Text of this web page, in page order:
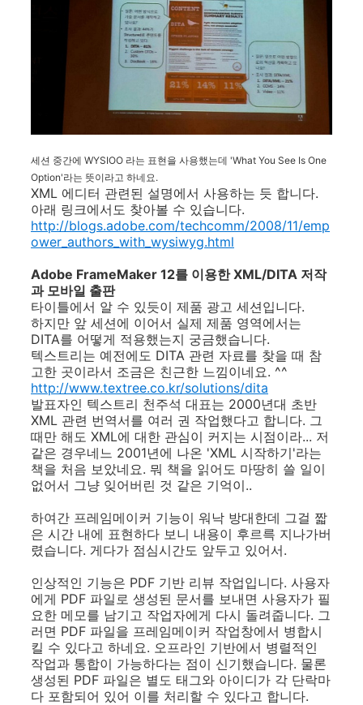
세션 중간에 WYSIOO 라는 표현을 사용했는데 'What You See Is One
Option'라는 뜻이라고 하네요.
XML 에디터 관련된 설명에서 사용하는 듯 합니다.
아래 링크에서도 찾아볼 수 있습니다.
http://blogs.adobe.com/techcomm/2008/11/emp
ower_authors_with_wysiwyg.html
Adobe FrameMaker 12를 이용한 XML/DITA 저작
과 모바일 출판
타이틀에서 알 수 있듯이 제품 광고 세션입니다.
하지만 앞 세션에 이어서 실제 제품 영역에서는
DITA를 어떻게 적용했는지 궁금했습니다.
텍스트리는 예전에도 DITA 관련 자료를 찾을 때 참
고한 곳이라서 조금은 친근한 느낌이네요. ^^
http://www.textree.co.kr/solutions/dita
발표자인 텍스트리 천주석 대표는 2000년대 초반
XML 관련 번역서를 여러 권 작업했다고 합니다. 그
때만 해도 XML에 대한 관심이 커지는 시점이라... 저
같은 경우네느 2001년에 나온 'XML 시작하기'라는
책을 처음 보았네요. 뭐 책을 읽어도 마땅히 쓸 일이
없어서 그냥 잊어버린 것 같은 기억이..
하여간 프레임메이커 기능이 워낙 방대한데 그걸 짧
은 시간 내에 표현하다 보니 내용이 후르륵 지나가버
렸습니다. 게다가 점심시간도 앞두고 있어서.
인상적인 기능은 PDF 기반 리뷰 작업입니다. 사용자
에게 PDF 파일로 생성된 문서를 보내면 사용자가 필
요한 메모를 남기고 작업자에게 다시 돌려줍니다. 그
러면 PDF 파일을 프레임메이커 작업창에서 병합시
킬 수 있다고 하네요. 오프라인 기반에서 병렬적인
작업과 통합이 가능하다는 점이 신기했습니다. 물론
생성된 PDF 파일은 별도 태그와 아이디가 각 단락마
다 포함되어 있어 이를 처리할 수 있다고 합니다.